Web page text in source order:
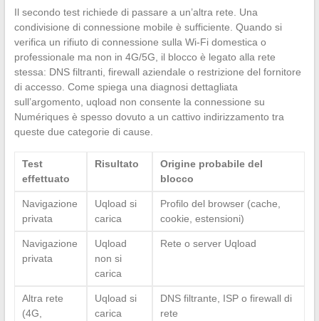
Il secondo test richiede di passare a un’altra rete. Una
condivisione di connessione mobile è sufficiente. Quando si
verifica un rifiuto di connessione sulla Wi-Fi domestica o
professionale ma non in 4G/5G, il blocco è legato alla rete
stessa: DNS filtranti, firewall aziendale o restrizione del fornitore
di accesso. Come spiega una diagnosi dettagliata
sull’argomento, uqload non consente la connessione su
Numériques è spesso dovuto a un cattivo indirizzamento tra
queste due categorie di cause.
Test
effettuato
Risultato
Origine probabile del
blocco
Navigazione
privata
Uqload si
carica
Profilo del browser (cache,
cookie, estensioni)
Navigazione
privata
Uqload
non si
carica
Rete o server Uqload
Altra rete
(4G,
Uqload si
carica
DNS filtrante, ISP o firewall di
rete